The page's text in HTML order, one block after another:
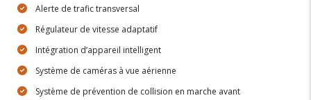
Alerte de trafic transversal
Régulateur de vitesse adaptatif
Intégration d’appareil intelligent
Système de caméras à vue aérienne
Système de prévention de collision en marche avant